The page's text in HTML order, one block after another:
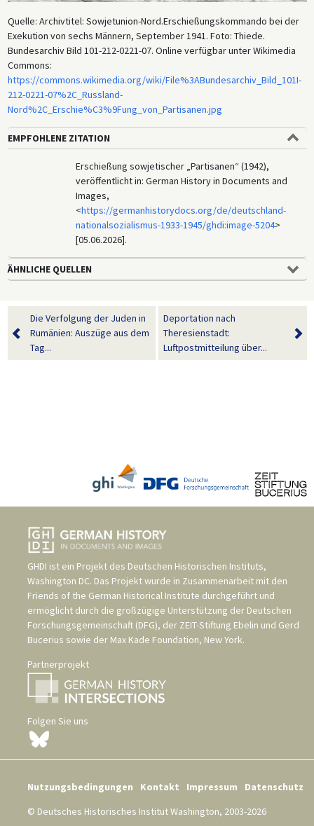
Quelle: Archivtitel: Sowjetunion-Nord.Erschießungskommando bei der
Exekution von sechs Männern, September 1941. Foto: Thiede.
Bundesarchiv Bild 101-212-0221-07. Online verfügbar unter Wikimedia
Commons:
https://commons.wikimedia.org/wiki/File%3ABundesarchiv_Bild_101I-
212-0221-07%2C_Russland-
Nord%2C_Erschie%C3%9Fung_von_Partisanen.jpg
EMPFOHLENE ZITATION
Erschießung sowjetischer „Partisanen“ (1942),
veröffentlicht in: German History in Documents and
Images,
<https://germanhistorydocs.org/de/deutschland-
nationalsozialismus-1933-1945/ghdi:image-5204>
[05.06.2026].
ÄHNLICHE QUELLEN
Die Verfolgung der Juden in
Rumänien: Auszüge aus dem
Tag...
Deportation nach
Theresienstadt:
Luftpostmitteilung über...
GHDI ist ein Projekt des Deutschen Historischen Instituts,
Washington DC. Das Projekt wurde in Zusammenarbeit mit den
Friends of the German Historical Institute durchgeführt und
ermöglicht durch die großzügige Unterstützung der Deutschen
Forschungsgemeinschaft (DFG), der ZEIT-Stiftung Ebelin und Gerd
Bucerius sowie der Max Kade Foundation, New York.
Partnerprojekt
Folgen Sie uns
Nutzungsbedingungen Kontakt Impressum
Datenschutz
© Deutsches Historisches Institut Washington, 2003-2026